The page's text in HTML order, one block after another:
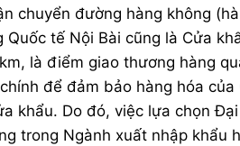
chuyển đường hàng không
Quốc tế Nội Bài cũng là Cửa
là điểm giao thương hàng
để đảm bảo hàng hóa
khẩu. Do đó, việc lựa chọn
trong Ngành xuất nhập khẩu